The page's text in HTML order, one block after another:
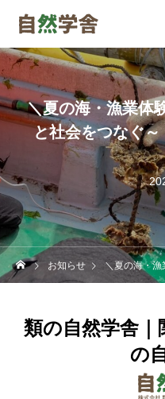
＼夏の海・漁業体
と社会をつなぐ
お知らせ ＼夏の海・漁業体験
類の自然学舎｜
の